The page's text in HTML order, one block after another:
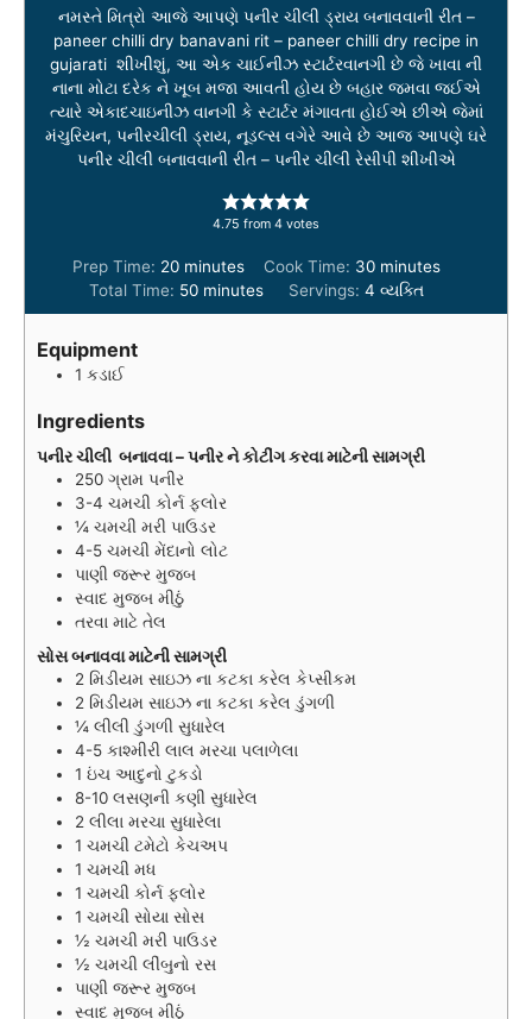
નમસ્તે મિત્રો આજે આપણે પનીર ચીલી ડ્રાય બનાવવાની રીત –
paneer chilli dry banavani rit – paneer chilli dry recipe in
gujarati શીખીશું, આ એક ચાઈનીઝ સ્ટાર્ટરવાનગી છે જે ખાવા ની
નાના મોટા દરેક ને ખૂબ મજા આવતી હોય છે બહાર જમવા જઈએ
ત્યારે એકાદચાઇનીઝ વાનગી કે સ્ટાર્ટર મંગાવતા હોઈએ છીએ જેમાં
મંચુરિયન, પનીરચીલી ડ્રાય, નૂડલ્સ વગેરે આવે છે આજ આપણે ઘરે
પનીર ચીલી બનાવવાની રીત – પનીર ચીલી રેસીપી શીખીએ
4.75 from 4 votes
Prep Time: 20m
i
n
minutes Cook Time: 30m
n
minutes
Total Time: 50m
i
minutes Servings: 4 વ્યક્તિ
Equipment
1 કડાઈ
Ingredients
પનીર ચીલી બનાવવા – પનીર ને કોટીંગ કરવા માટેની સામગ્રી
250 ગ્રામ પનીર
3-4 ચમચી કોર્ન ફ્લોર
¼ ચમચી મરી પાઉડર
4-5 ચમચી મેંદાનો લોટ
પાણી જરૂર મુજબ
સ્વાદ મુજબ મીઠું
તરવા માટે તેલ
સોસ બનાવવા માટેની સામગ્રી
2 મિડીયમ સાઇઝ ના કટકા કરેલ કેપ્સીકમ
2 મિડીયમ સાઇઝ ના કટકા કરેલ ડુંગળી
¼ લીલી ડુંગળી સુધારેલ
4-5 કાશ્મીરી લાલ મરચા પલાળેલા
1 ઇંચ આદુનો ટુકડો
8-10 લસણની કણી સુધારેલ
2 લીલા મરચા સુધારેલા
1 ચમચી ટમેટો કેચઅપ
1 ચમચી મધ
1 ચમચી કોર્ન ફ્લોર
1 ચમચી સોયા સોસ
½ ચમચી મરી પાઉડર
½ ચમચી લીંબુનો રસ
પાણી જરૂર મુજબ
સ્વાદ મુજબ મીઠું